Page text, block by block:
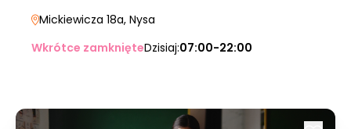
Mickiewicza 18a, Nysa
Wkrótce zamknięteDzisiaj:07:00-22:00